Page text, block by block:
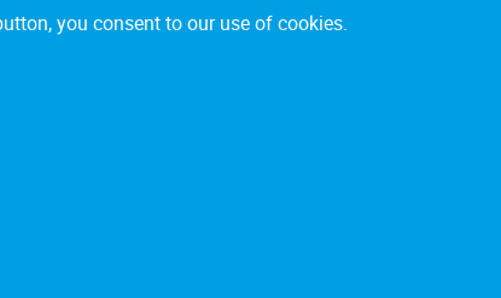
you consent to our use of cookies.